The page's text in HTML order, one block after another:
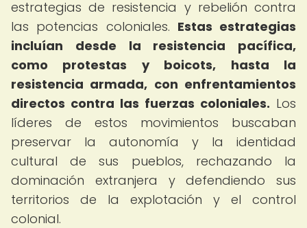
estrategias de resistencia y rebelión contra
las potencias coloniales. Estas estrategias
incluían desde la resistencia pacífica,
como protestas y boicots, hasta la
resistencia armada, con enfrentamientos
directos contra las fuerzas coloniales. Los
líderes de estos movimientos buscaban
preservar la autonomía y la identidad
cultural de sus pueblos, rechazando la
dominación extranjera y defendiendo sus
territorios de la explotación y el control
colonial.